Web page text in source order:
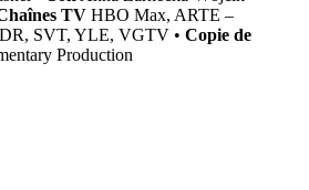
TV HBO Max, ARTE –
SVT, YLE, VGTV • Copie de
Production